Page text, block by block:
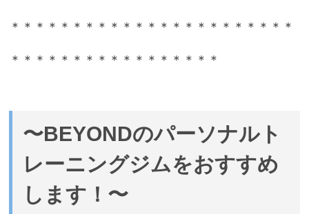
＊＊＊＊＊＊＊＊＊＊＊＊＊＊＊＊＊＊＊＊＊＊＊
＊＊＊＊＊＊＊＊＊＊＊＊＊＊＊＊＊
〜BEYONDのパーソナルト
レーニングジムをおすすめ
します！〜